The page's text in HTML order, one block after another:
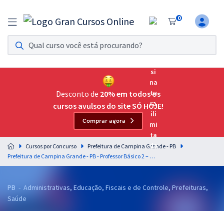
0
Assinatura Ilimitada 11
Acesso a todos os cursos. Teste grátis por 7 dias!
Assinatura OAB Até Passar
Acesso ilimitado a toda preparação para o Exame da
Residências Multiprofissionais
Preparação completa e intensiva para as principais
residências em saúde do Brasil
Assinatura Ilimitada
Desconto de 20% em todos os
cursos avulsos do site SÓ HOJE!
Comprar agora
Cursos por Concurso
Prefeitura de Campina Grande - PB
Prefeitura de Campina Grande - PB - Professor Básico 2 – Anos Iniciais (Pós-Edital)
PB - Administrativas, Educação, Fiscais e de Controle, Prefeituras,
Saúde